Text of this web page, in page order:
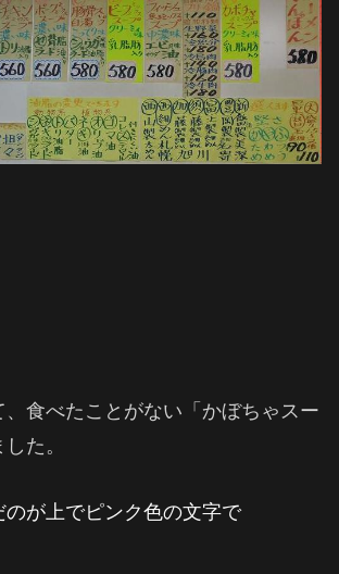
食べたことがない「かぼちゃスー
た。
が上でピンク色の文字で